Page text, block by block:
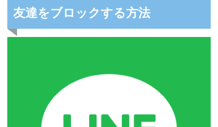
友達をブロックする方法